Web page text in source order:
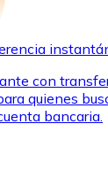
con
quienes
bancaria.